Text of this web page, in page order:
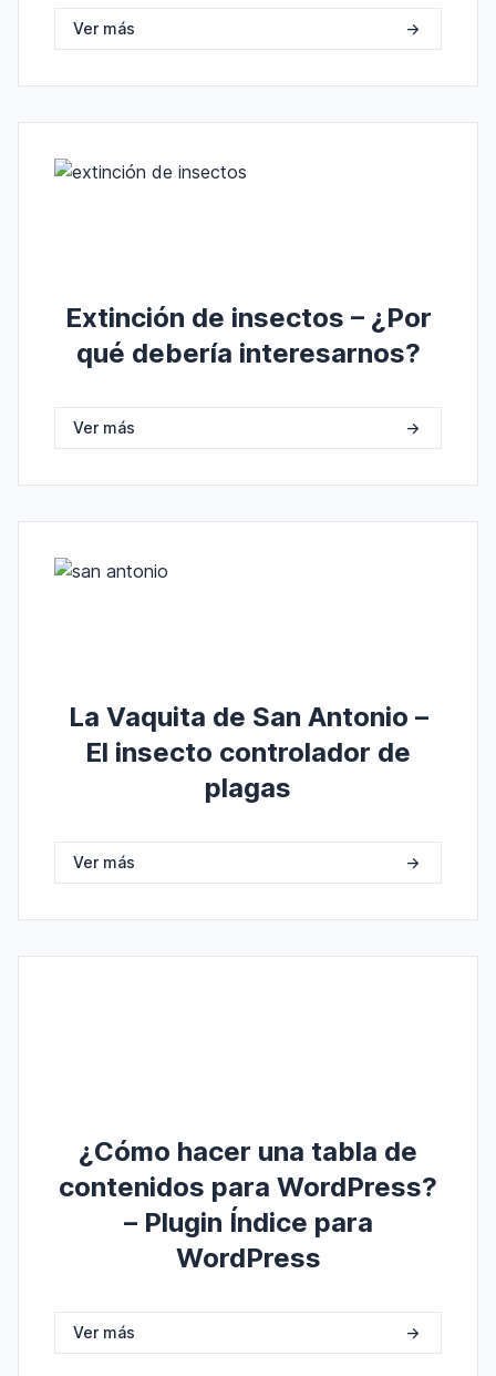
Ver más ->
Extinción de insectos – ¿Por
qué debería interesarnos?
Ver más ->
La Vaquita de San Antonio –
El insecto controlador de
plagas
Ver más ->
¿Cómo hacer una tabla de
contenidos para WordPress?
– Plugin Índice para
WordPress
Ver más ->